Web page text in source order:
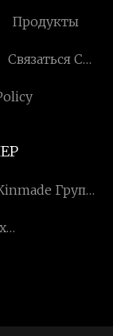
Продукты
Связаться С